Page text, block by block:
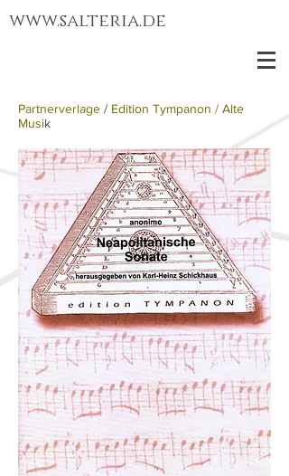
www.salteria.de
Partnerverlage / Edition Tympanon / Alte
Musik